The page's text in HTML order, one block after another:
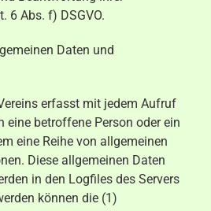
6 Abs. f) DSGVO.
Daten und
erfasst mit jedem Aufruf
eine betroffene Person oder ein
eine Reihe von allgemeinen
Diese allgemeinen Daten
in den Logfiles des Servers
können die (1)